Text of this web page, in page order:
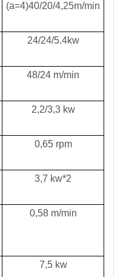
(a=4)40/20/4,25m/min
24/24/5.4kw
48/24 m/min
2,2/3,3 kw
0,65 rpm
3,7 kw*2
0,58 m/min
7,5 kw